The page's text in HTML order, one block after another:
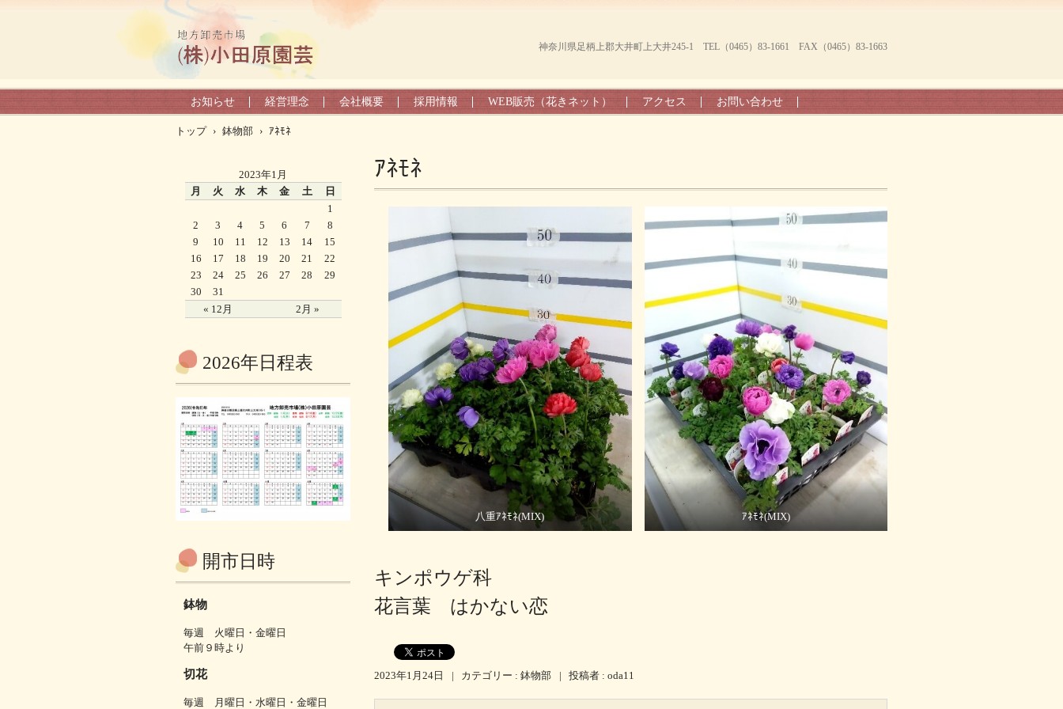
神奈川県足柄上郡大井町上大井245-1 TEL（0465）83-1661 FAX（0465）83-1663
お知らせ 経営理念 会社概要 採用情報 WEB販売（花きネット） アクセス お問い合わせ
トップ › 鉢物部 › ｱﾈﾓﾈ
ｱﾈﾓﾈ
八重ｱﾈﾓﾈ(MIX) ｱﾈﾓﾈ(MIX)
キンポウゲ科
花言葉 はかない恋
2023年1月24日 | カテゴリー : 鉢物部 | 投稿者 : oda11
2023年1月
月
火 水 木 金 土 日
« 12月 2月 »
1
2
3 4 5 6 7
8
9
10 11 12 13 14
15
16
17 18 19 20 21
22
23
24 25 26 27 28
29
30
31
2026年日程表
開市日時
鉢物
毎週 火曜日・金曜日
午前９時より
切花
毎週 月曜日・水曜日・金曜日